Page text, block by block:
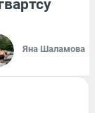
Яна Шаламова